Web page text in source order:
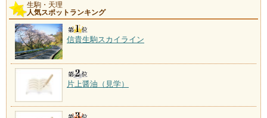
生駒・天理
人気スポットランキング
信貴生駒スカイライン
片上醤油（見学）